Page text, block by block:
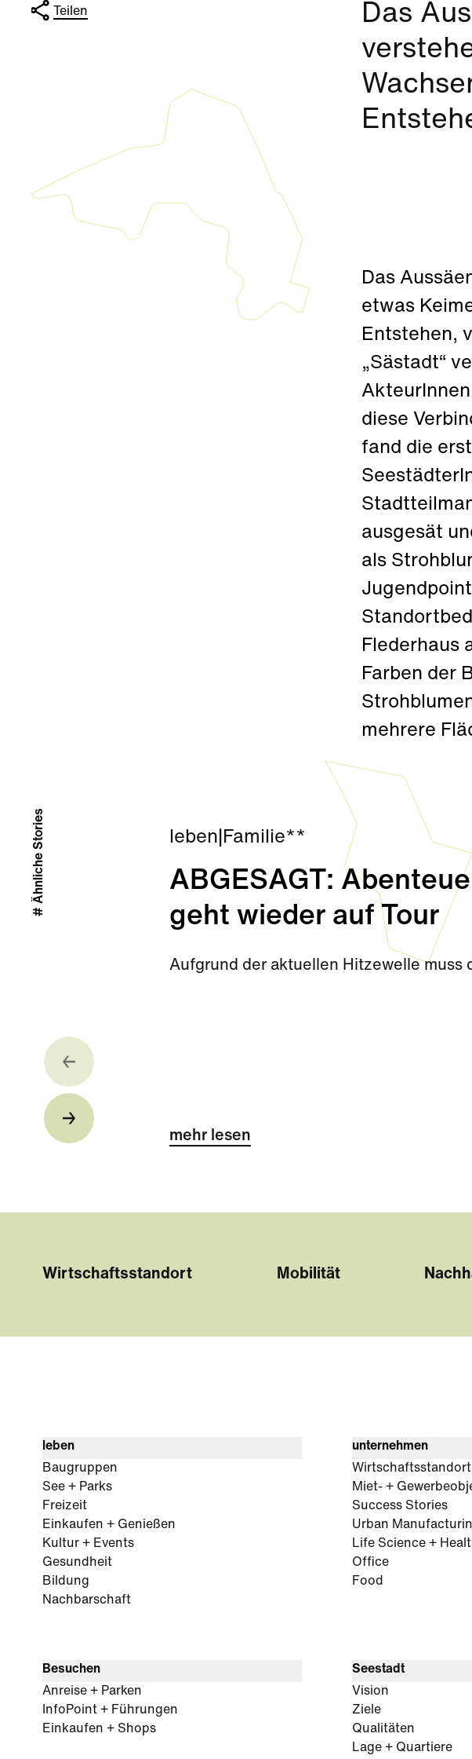
Teilen
Das
Das
etwas
Entstehen,
„Sästadt“
diese
fand die
ausgesät
als
Flederhaus
Farben der
mehrere
leben Familie**
ABGESAGT:
geht wieder auf Tour
Aufgrund der aktuellen Hitzewelle muss
mehr lesen
# Ähnliche Stories
Wirtschaftsstandort Mobilität
leben
Baugruppen
See + Parks
Freizeit
Einkaufen + Genießen
Kultur + Events
Gesundheit
Bildung
Nachbarschaft
unternehmen
Miet- +
Success Stories
Urban
Life Science +
Office
Food
Besuchen
Anreise + Parken
InfoPoint + Führungen
Einkaufen + Shops
Seestadt
Vision
Ziele
Qualitäten
Lage + Quartiere